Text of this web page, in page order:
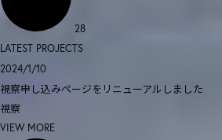
28
LATEST PROJECTS
2024/1/10
視察申し込みページをリニューアルしました
視察
VIEW MORE